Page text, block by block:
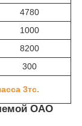
4780
1000
8200
300
3тс.
ОАО